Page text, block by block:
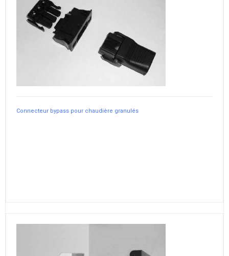
Connecteur bypass pour chaudière granulés